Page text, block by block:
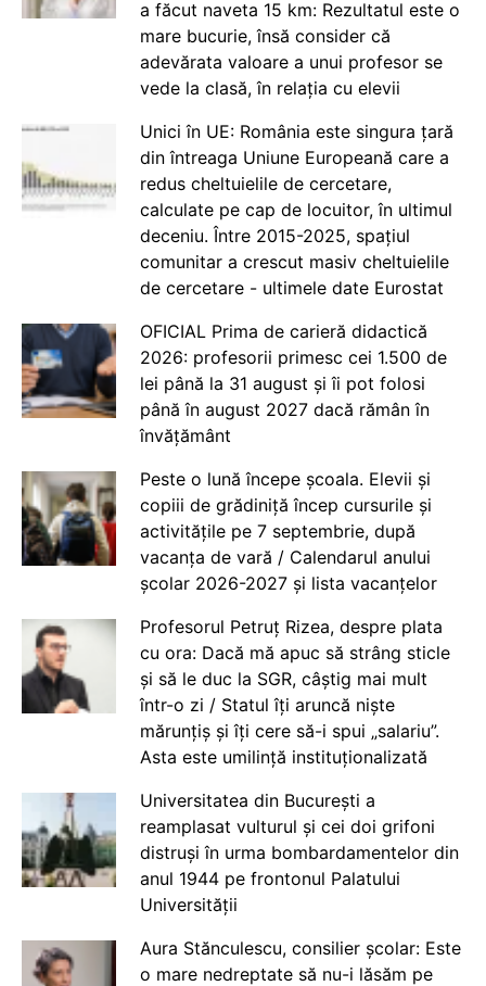
a făcut naveta 15 km: Rezultatul este o
mare bucurie, însă consider că
adevărata valoare a unui profesor se
vede la clasă, în relația cu elevii
Unici în UE: România este singura țară
din întreaga Uniune Europeană care a
redus cheltuielile de cercetare,
calculate pe cap de locuitor, în ultimul
deceniu. Între 2015-2025, spațiul
comunitar a crescut masiv cheltuielile
de cercetare - ultimele date Eurostat
OFICIAL Prima de carieră didactică
2026: profesorii primesc cei 1.500 de
lei până la 31 august și îi pot folosi
până în august 2027 dacă rămân în
învățământ
Peste o lună începe școala. Elevii și
copiii de grădiniță încep cursurile și
activitățile pe 7 septembrie, după
vacanța de vară / Calendarul anului
școlar 2026-2027 și lista vacanțelor
Profesorul Petruț Rizea, despre plata
cu ora: Dacă mă apuc să strâng sticle
și să le duc la SGR, câștig mai mult
într-o zi / Statul îți aruncă niște
mărunțiș și îți cere să-i spui „salariu”.
Asta este umilință instituționalizată
Universitatea din București a
reamplasat vulturul și cei doi grifoni
distruși în urma bombardamentelor din
anul 1944 pe frontonul Palatului
Universității
Aura Stănculescu, consilier școlar: Este
o mare nedreptate să nu-i lăsăm pe